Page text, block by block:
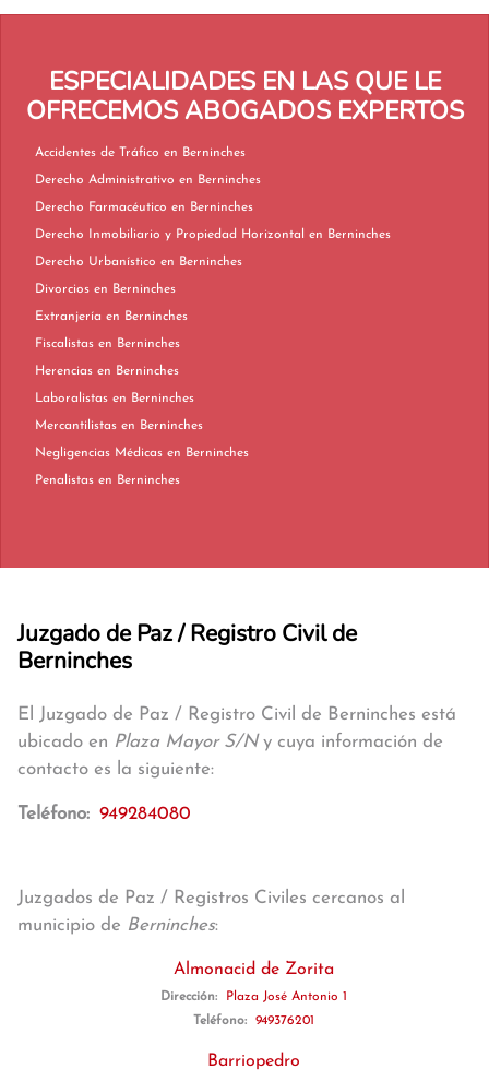
ESPECIALIDADES EN LAS QUE LE
OFRECEMOS ABOGADOS EXPERTOS
Accidentes de Tráfico en Berninches
Derecho Administrativo en Berninches
Derecho Farmacéutico en Berninches
Derecho Inmobiliario y Propiedad Horizontal en Berninches
Derecho Urbanístico en Berninches
Divorcios en Berninches
Extranjería en Berninches
Fiscalistas en Berninches
Herencias en Berninches
Laboralistas en Berninches
Mercantilistas en Berninches
Negligencias Médicas en Berninches
Penalistas en Berninches
Juzgado de Paz / Registro Civil de
Berninches
El Juzgado de Paz / Registro Civil de Berninches está
ubicado en Plaza Mayor S/Ny cuya información de
contacto es la siguiente:
Teléfono: 949284080
Juzgados de Paz / Registros Civiles cercanos al
municipio de Berninches:
Almonacid de Zorita
Dirección:
Plaza José Antonio 1
Teléfono:
949376201
Barriopedro